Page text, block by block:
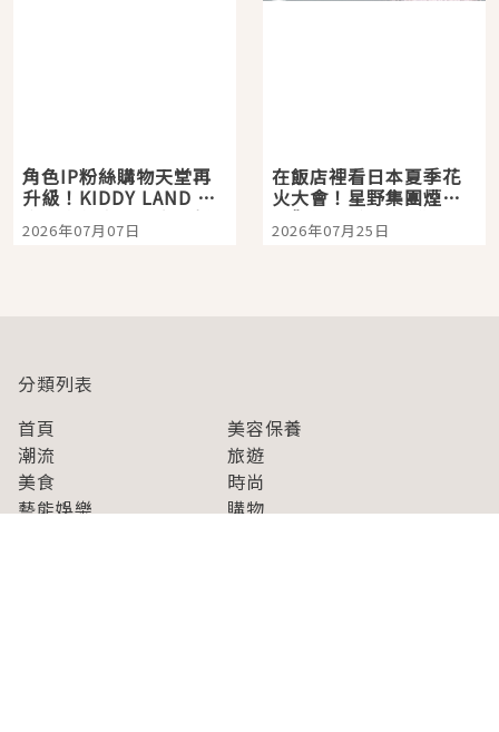
角色IP粉絲購物天堂再
升級！KIDDY LAND 原
宿店吉伊卡哇迎客，新
開幕 OMOKADO 店3分
2026年07月07日
在飯店裡看日本夏季花
火大會！星野集團煙火
景觀飯店6選，讓你不用
人擠人悠閒欣賞
2026年07月25日
分類列表
首頁
美容保養
潮流
旅遊
美食
時尚
藝能娛樂
購物